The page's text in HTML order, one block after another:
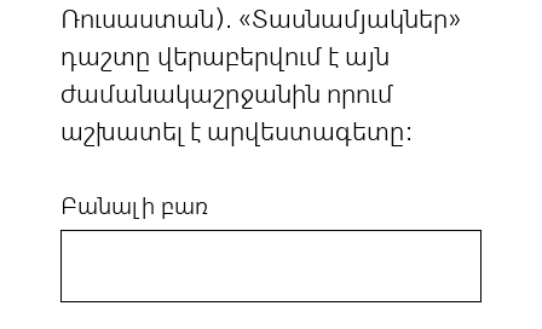
Ռուսաստան). «Տասնամյակներ»
դաշտը վերաբերվում է այն
ժամանակաշրջանին որում
աշխատել է արվեստագետը:
Բանալի բառ